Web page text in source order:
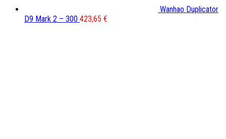
Wanhao Duplicator
D9 Mark 2 – 300 423,65 €